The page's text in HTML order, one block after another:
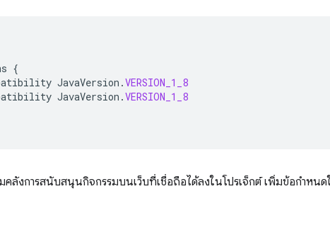
{
JavaVersion .VERSION_1_8
JavaVersion .VERSION_1_8
ลังการสนับสนุนกิจกรรมบนเว็บที่เชื่อถือได้ลงในโปรเจ็กต์ เพิ่มข้อกำหน